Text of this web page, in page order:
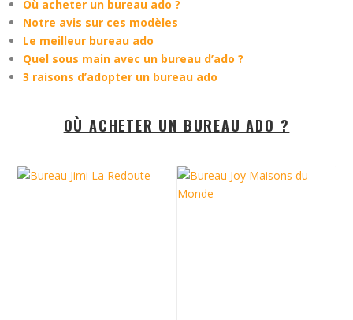
Où acheter un bureau ado ?
Notre avis sur ces modèles
Le meilleur bureau ado
Quel sous main avec un bureau d’ado ?
3 raisons d’adopter un bureau ado
OÙ ACHETER UN BUREAU ADO ?